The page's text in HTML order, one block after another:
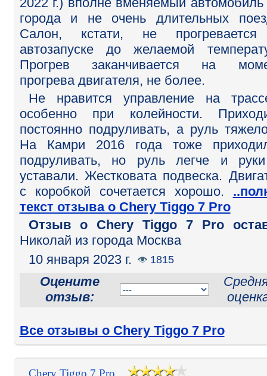
города и не очень длительных
Салон, кстати, не
автозапуске до желаемой
Прогрев заканчивается на
прогрева двигателя, не более.
Не нравится управление на
особенно при колейности.
постоянно подруливать, а руль
На Камри 2016 года тоже
подруливать, но руль легче и
уставали. Жестковата подвеска.
с коробкой сочетается хорошо.
текст отзыва о Chery Tiggo 7 Pro
Отзыв o Chery Tiggo 7 Pro
Николай из города Москва
10 января 2023 г.
1815
Оцените
отзыв:
Все отзывы о Chery Tiggo 7 Pro
Chery Tiggo 7 Pro